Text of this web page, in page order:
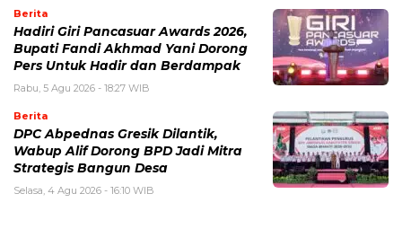
Berita
Hadiri Giri Pancasuar Awards 2026,
Bupati Fandi Akhmad Yani Dorong
Pers Untuk Hadir dan Berdampak
Rabu, 5 Agu 2026 - 18:27 WIB
Berita
DPC Abpednas Gresik Dilantik,
Wabup Alif Dorong BPD Jadi Mitra
Strategis Bangun Desa
Selasa, 4 Agu 2026 - 16:10 WIB